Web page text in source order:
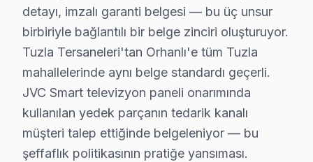
Ticari güven: Fiyat şeffaflığı, faturada parça detayı,
İlişkisel güven: 17 yıl boyunca Tuzla'de kurulan
Tuzla'de JVC servisimizle tanışmadan önce ve
"Sonra" tablosu şu: Aynı müşteri bizimle iletişime
Viaport Marina mahallesindeki başka bir müşteri
Tuzla'de JVC onarım maliyetini belirleyen faktörleri
İkinci faktör — Arıza derinliği: Yüzeysel Güç kartı
detayı, imzalı garanti belgesi — bu üç unsur
birbiriyle bağlantılı bir belge zinciri oluşturuyor.
Tuzla Tersaneleri'tan Orhanlı'e tüm Tuzla
mahallelerinde aynı belge standardı geçerli.
JVC Smart televizyon paneli onarımında
kullanılan yedek parçanın tedarik kanalı
müşteri talep ettiğinde belgeleniyor — bu
şeffaflık politikasının pratiğe yansıması.